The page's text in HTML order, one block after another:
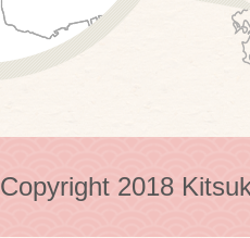
Copyright 2018